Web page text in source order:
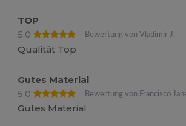
TOP
5.0
Bewertung von Vladimir J.
Qualität Top
Gutes Material
5.0
Bewertung von Francisco
Gutes Material